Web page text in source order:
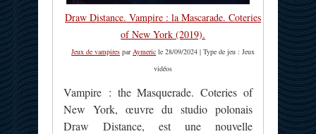
Draw Distance. Vampire : la Mascarade. Coteries
of New York (2019).
Jeux de vampires par Aymeric le 28/09/2024 | Type de jeu : Jeux
vidéos
Vampire : the Masquerade. Coteries of
New York, œuvre du studio polonais
Draw Distance, est une nouvelle